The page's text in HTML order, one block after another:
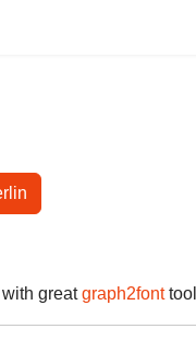
greatgraph2fonttool